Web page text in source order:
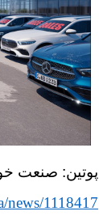
پوتین: صنعت
news/1118417